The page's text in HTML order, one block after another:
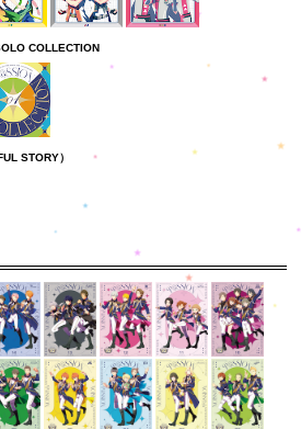
COLLECTION
STORY）